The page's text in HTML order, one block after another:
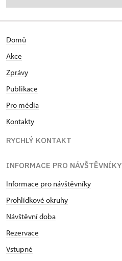
Domů
Akce
Zprávy
Publikace
Pro média
Kontakty
RYCHLÝ KONTAKT
INFORMACE PRO NÁVŠTĚVNÍKY
Informace pro návštěvníky
Prohlídkové okruhy
Návštěvní doba
Rezervace
Vstupné